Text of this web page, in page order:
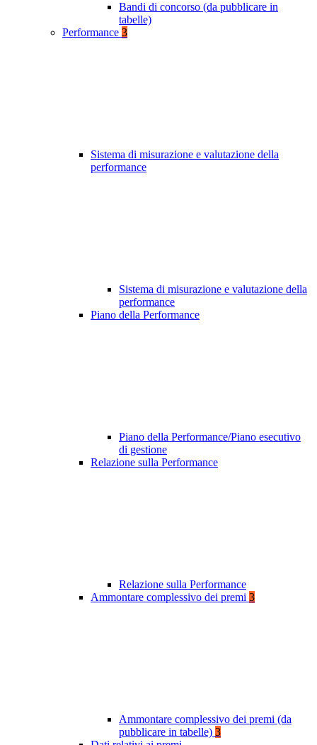
Bandi di concorso (da pubblicare in
tabelle)
Performance 3
Sistema di misurazione e valutazione della
performance
Sistema di misurazione e valutazione della
performance
Piano della Performance
Piano della Performance/Piano esecutivo
di gestione
Relazione sulla Performance
Relazione sulla Performance
Ammontare complessivo dei premi 3
Ammontare complessivo dei premi (da
pubblicare in tabelle) 3